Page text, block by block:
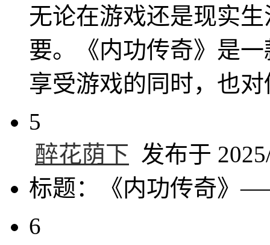
无论在游戏还是现实
要。《内功传奇》是
享受游戏的同时，也
5
醉花荫下 发布于
标题：《内功传奇》
6